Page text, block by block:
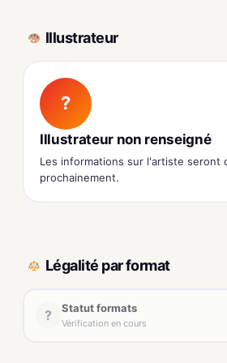
Illustrateur
?
Illustrateur non renseigné
Les informations sur l'artiste seront
prochainement.
Légalité par format
? Statut formats
Vérification en cours